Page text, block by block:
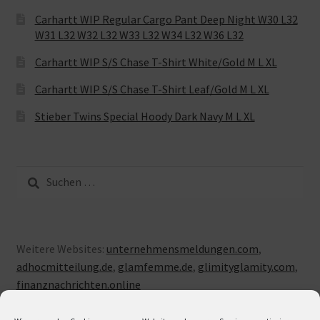
Carhartt WIP Regular Cargo Pant Deep Night W30 L32
W31 L32 W32 L32 W33 L32 W34 L32 W36 L32
Carhartt WIP S/S Chase T-Shirt White/Gold M L XL
Carhartt WIP S/S Chase T-Shirt Leaf/Gold M L XL
Stieber Twins Special Hoody Dark Navy M L XL
Suche
nach:
Weitere Websites: unternehmensmeldungen.com,
adhocmitteilung.de, glamfemme.de, glimityglamity.com,
finanznachrichten.online